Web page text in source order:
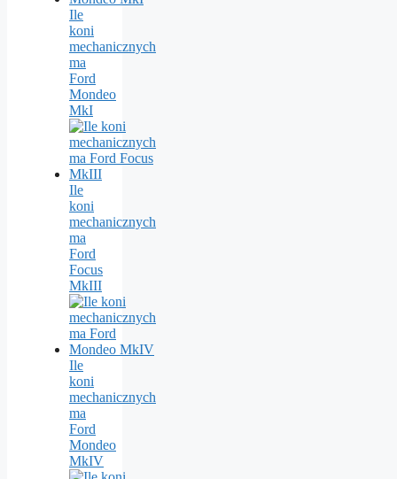
Ile
koni
mechanicznych
ma
Ford
Mondeo
MkI
Ile
koni
mechanicznych
ma
Ford
Focus
MkIII
Ile
koni
mechanicznych
ma
Ford
Mondeo
MkIV